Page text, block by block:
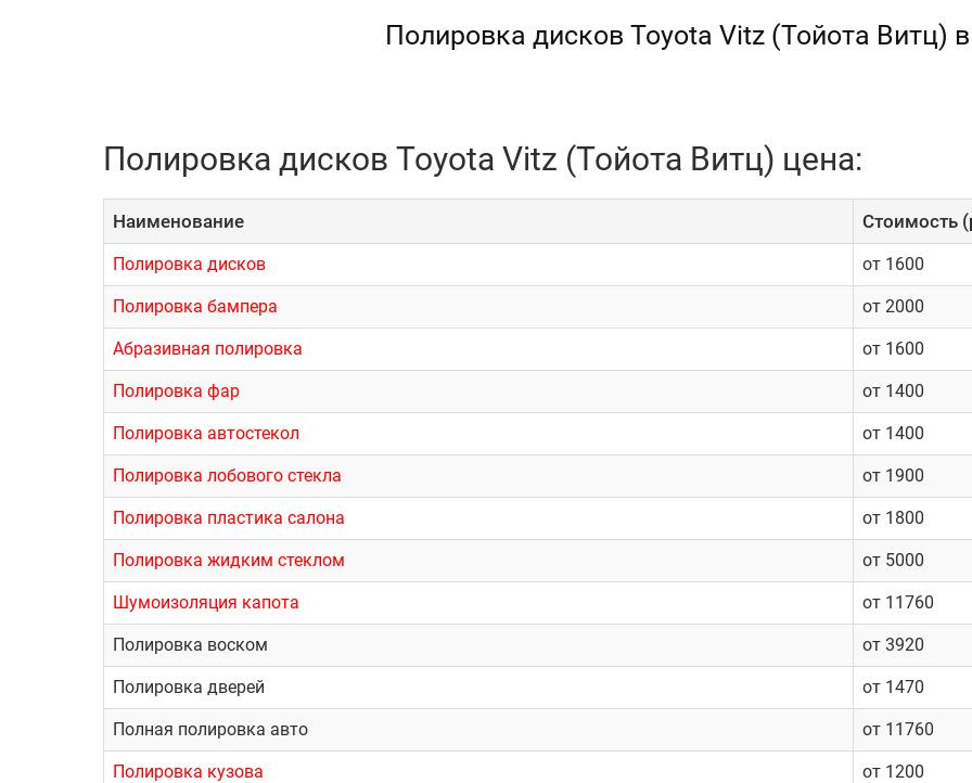
Полировка дисков Toyota Vitz (Тойота Витц)
Полировка дисков Toyota Vitz (Тойота Витц) цена:
Наименование Cтоимость
Полировка дисков от 1600
Полировка бампера от 2000
Абразивная полировка от 1600
Полировка фар от 1400
Полировка автостекол от 1400
Полировка лобового стекла от 1900
Полировка пластика салона от 1800
Полировка жидким стеклом от 5000
Шумоизоляция капота от 11760
Полировка воском от 3920
Полировка дверей от 1470
Полная полировка авто от 11760
Полировка кузова от 1200